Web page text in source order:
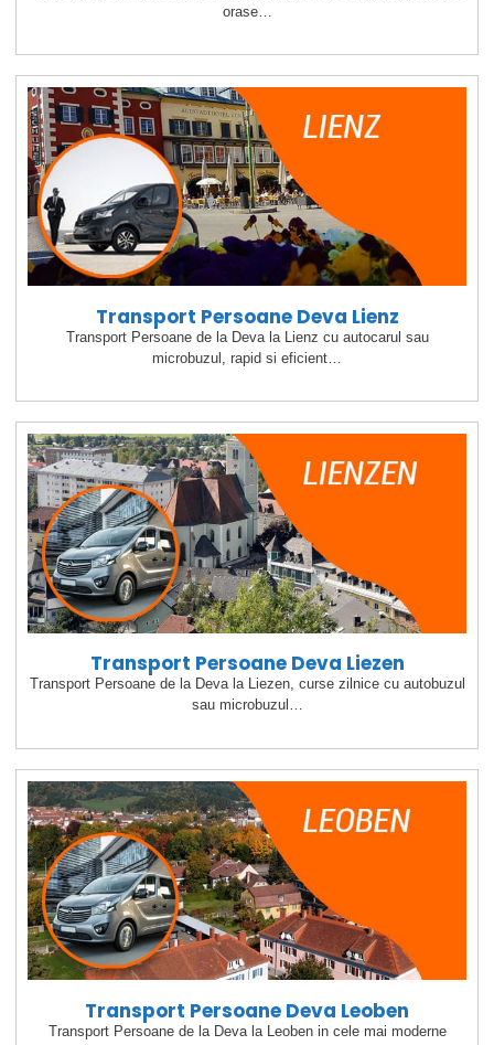
orase…
Transport Persoane Deva Lienz
Transport Persoane de la Deva la Lienz cu autocarul sau
microbuzul, rapid si eficient…
Transport Persoane Deva Liezen
Transport Persoane de la Deva la Liezen, curse zilnice cu autobuzul
sau microbuzul…
Transport Persoane Deva Leoben
Transport Persoane de la Deva la Leoben in cele mai moderne